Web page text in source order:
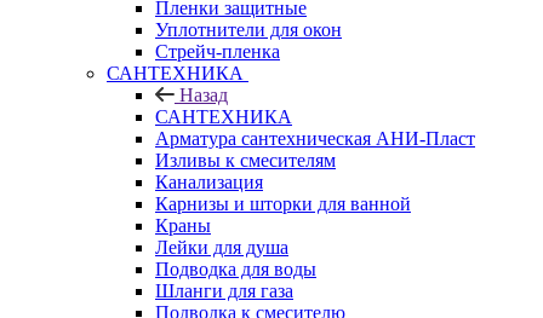
Пленки защитные
Уплотнители для окон
Стрейч-пленка
САНТЕХНИКА
Назад
САНТЕХНИКА
Арматура сантехническая АНИ-Пласт
Изливы к смесителям
Канализация
Карнизы и шторки для ванной
Краны
Лейки для душа
Подводка для воды
Шланги для газа
Подводка к смесителю